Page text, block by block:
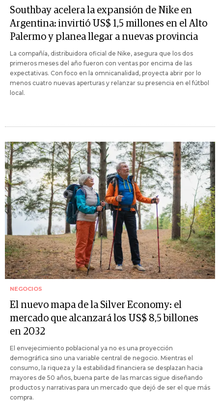
Southbay acelera la expansión de Nike en
Argentina: invirtió US$ 1,5 millones en el Alto
Palermo y planea llegar a nuevas provincia
La compañía, distribuidora oficial de Nike, asegura que los dos
primeros meses del año fueron con ventas por encima de las
expectativas. Con foco en la omnicanalidad, proyecta abrir por lo
menos cuatro nuevas aperturas y relanzar su presencia en el fútbol
local.
NEGOCIOS
El nuevo mapa de la Silver Economy: el
mercado que alcanzará los US$ 8,5 billones
en 2032
El envejecimiento poblacional ya no es una proyección
demográfica sino una variable central de negocio. Mientras el
consumo, la riqueza y la estabilidad financiera se desplazan hacia
mayores de 50 años, buena parte de las marcas sigue diseñando
productos y narrativas para un mercado que dejó de ser el que más
compra.